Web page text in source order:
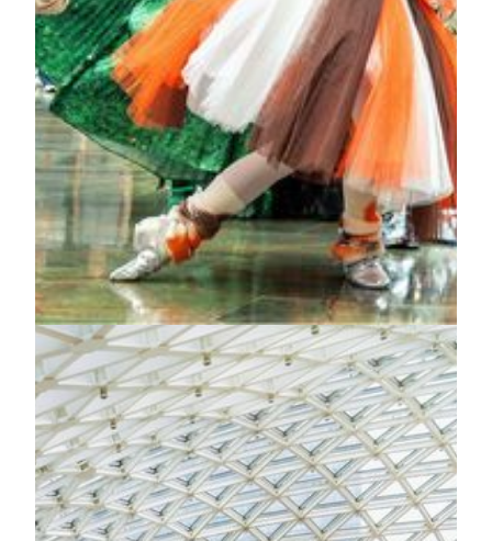
An enchanting forest hidden inside the hotel awakens four
times a day. As the music begins, the bustling Spectacle at
MGM COTAI is no longer a static indoor space. Dainty
fairies and magical creatures emerge from the crowd and
dance gracefully, as the “Garden Wonderland” celebration
unfolds, transforming the entire space into an enchanted
fairytale forest. Look up and you’ll see adorable polka-
dotted ladybugs, the luminous guardians of luck, flying
through the air and joining the vibrant fair. Towards the
finale, mysterious fairies arise from deep within the forest,
bringing the festivities to their peak. As for where they are
hiding, come and discover it for yourself!
もっと読みます
最高のエンターテインメントが楽しめる
一流の設備
The Grande Praça
MGM MACAUの中心に広がる「Grande Praça」は、ヨ